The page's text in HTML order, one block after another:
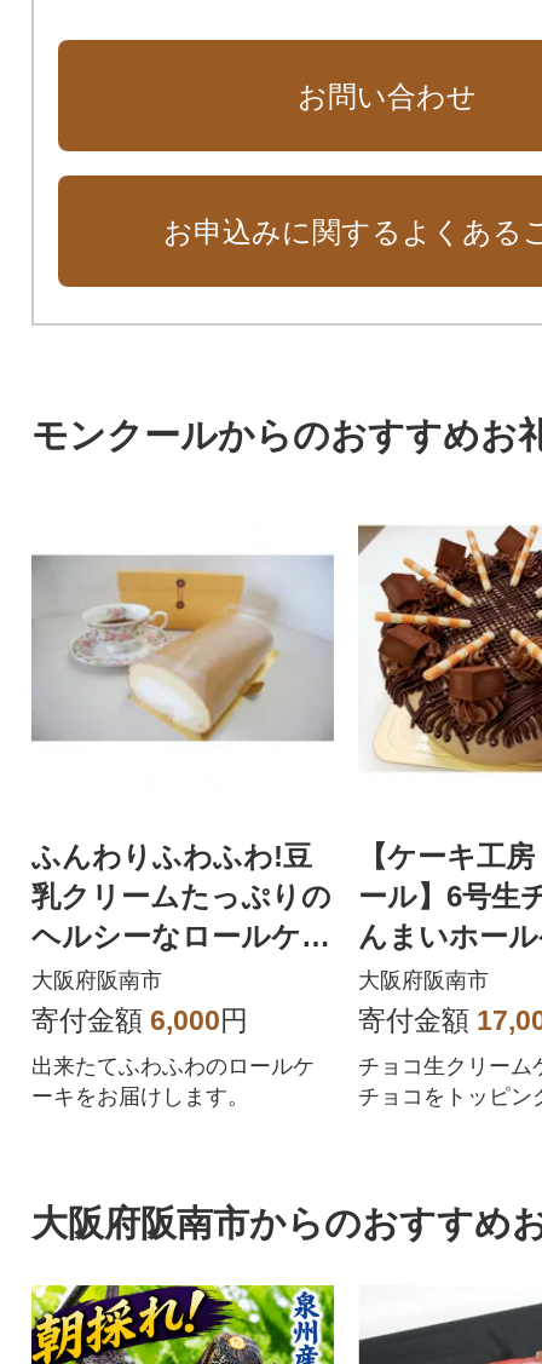
お問い合わせ
お申込みに関するよくある
モンクールからのおすすめお
ふんわりふわふわ!豆
乳クリームたっぷりの
ヘルシーなロールケー
キ
大阪府阪南市
寄付金額 6,000円
出来たてふわふわのロールケ
ーキをお届けします。
【ケーキ工
ール】6号生
んまいホー
大阪府阪南市
寄付金額
チョコ生クリーム
チョコをトッピン
大阪府阪南市からのおすすめ